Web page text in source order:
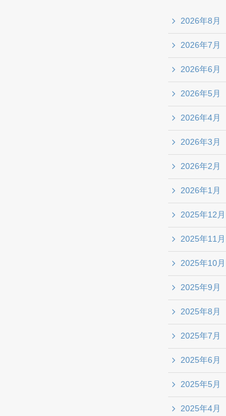
2026年8月
2026年7月
2026年6月
2026年5月
2026年4月
2026年3月
2026年2月
2026年1月
2025年12月
2025年11月
2025年10月
2025年9月
2025年8月
2025年7月
2025年6月
2025年5月
2025年4月